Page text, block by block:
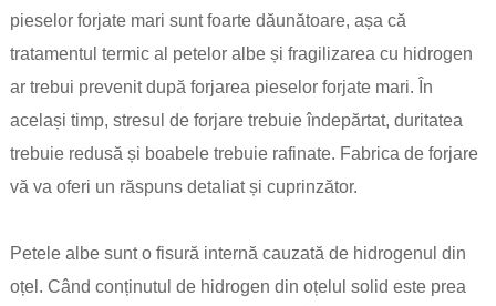
pieselor forjate mari sunt foarte dăunătoare, așa că
tratamentul termic al petelor albe și fragilizarea cu hidrogen
ar trebui prevenit după forjarea pieselor forjate mari. În
același timp, stresul de forjare trebuie îndepărtat, duritatea
trebuie redusă și boabele trebuie rafinate. Fabrica de forjare
vă va oferi un răspuns detaliat și cuprinzător.
Petele albe sunt o fisură internă cauzată de hidrogenul din
oțel. Când conținutul de hidrogen din oțelul solid este prea